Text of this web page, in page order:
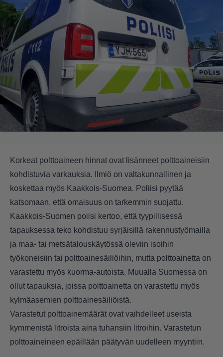
Korkeat polttoaineen hinnat ovat lisänneet polttoaineisiin
kohdistuvia varkauksia. Ilmiö on valtakunnallinen ja
koskettaa myös Kaakkois-Suomea. Poliisi pyytää
katsomaan, että omaisuus on tarkemmin suojattu.
Kaakkois-Suomen poiisi kertoo, että tyypillisessä
tapauksessa teko kohdistuu syrjäisillä rakennustyömailla
ja maa- tai metsätalouskäytössä oleviin isoihin
työkoneisiin tai polttoainesäiliöihin, mutta polttoainetta on
varastettu myös kuorma-autoista. Muualla Suomessa on
ollut tapauksia, joissa polttoainetta on varastettu myös
kylmäasemien polttoainesäiliöistä.
Varastetut polttoainemäärät ovat vaihdelleet useista
kymmenistä litroista aina tuhansiin litroihin. Varastetun
polttoaineineen epäillään päätyvän uudelleen myyntiin.